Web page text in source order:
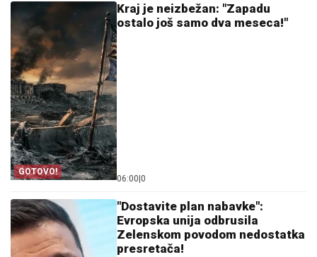
GOTOVO!
Kraj je neizbežan: "Zapadu
ostalo još samo dva meseca!"
06:00 0
"Dostavite plan nabavke":
Evropska unija odbrusila
Zelenskom povodom nedostatka
presretača!